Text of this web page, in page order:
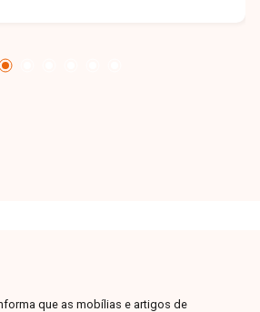
manhã e frente pra rua Uma
que as mobílias e artigos de